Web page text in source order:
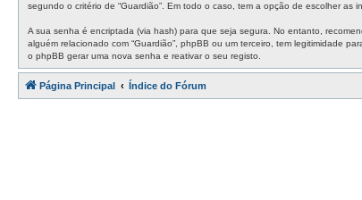
segundo o critério de “Guardião”. Em todo o caso, tem a opção de escolher
A sua senha é encriptada (via hash) para que seja segura. No entanto,
alguém relacionado com “Guardião”, phpBB ou um terceiro, tem legitimidade
o phpBB gerar uma nova senha e reativar o seu registo.
Página Principal Índice do Fórum